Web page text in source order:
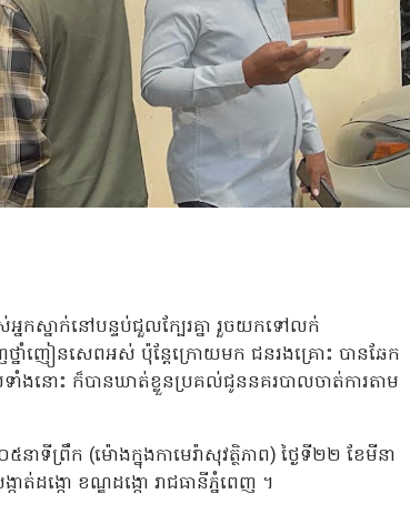
កស្នាក់នៅបន្ទប់ជួលក្បែរគ្នា រួចយកទៅលក់
នាំញៀនសេពអស់ ប៉ុន្តែក្រោយមក ជនរងគ្រោះ បានឆែក
ងនោះ ក៏បានឃាត់ខ្លួនប្រគល់ជូននគរបាលចាត់ការតាម
ទីព្រឹក (ម៉ោងក្នុងកាមេរ៉ាសុវត្ថិភាព) ថ្ងៃទី២២ ខែមីនា
ដង្កោ ខណ្ឌដង្កោ រាជធានីភ្នំពេញ ។